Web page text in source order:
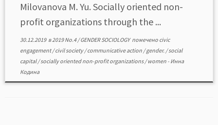
Milovanova M. Yu. Socially oriented non-
profit organizations through the ...
30.12.2019в2019 No.4/GENDER SOCIOLOGYпомечено civic
engagement/civil society/communicative action /gender. /social
capital/socially oriented non-profit organizations/women - Инна
Кодина